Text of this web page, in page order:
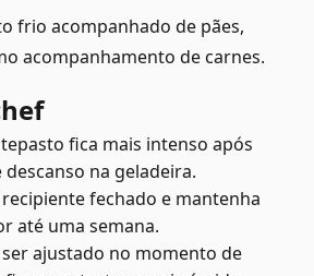
frio acompanhado de pães,
acompanhamento de carnes.
fica mais intenso após
na geladeira.
fechado e mantenha
até uma semana.
ajustado no momento de